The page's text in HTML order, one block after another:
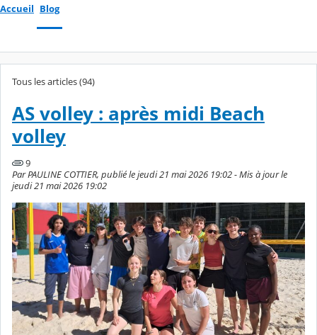
Accueil Blog
Tous les articles (94)
AS volley : après midi Beach
volley
9
Par PAULINE COTTIER, publié le jeudi 21 mai 2026 19:02 - Mis à jour le
jeudi 21 mai 2026 19:02